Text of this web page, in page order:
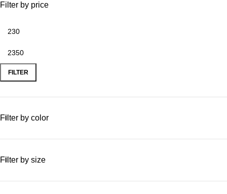
Filter by price
FILTER
Filter by color
Filter by size